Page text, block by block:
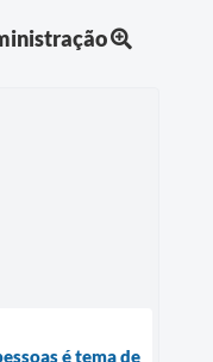
é tema de